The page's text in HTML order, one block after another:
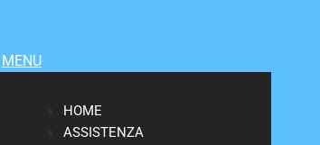
MENU
HOME
ASSISTENZA